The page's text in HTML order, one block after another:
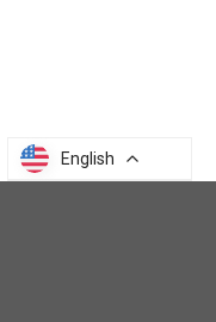
English